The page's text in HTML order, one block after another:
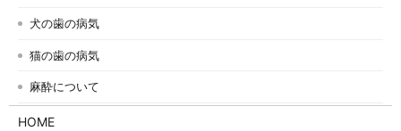
犬の歯の病気
猫の歯の病気
麻酔について
HOME